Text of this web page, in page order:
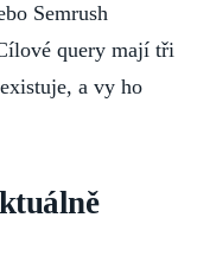
Semrush
query mají tři
a vy ho